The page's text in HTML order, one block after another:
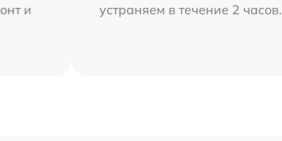
и
устраняем в течение 2 часов.